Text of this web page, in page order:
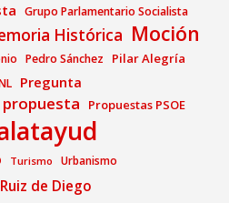
Grupo Parlamentario Socialista
Histórica Moción
Pedro Sánchez Pilar Alegría
Pregunta
propuesta Propuestas PSOE
Turismo Urbanismo
de Diego